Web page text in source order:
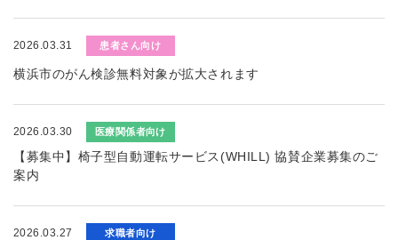
2026.03.31 患者さん向け
横浜市のがん検診無料対象が拡大されます
2026.03.30 医療関係者向け
【募集中】椅子型自動運転サービス(WHILL) 協賛企業募集のご
案内
2026.03.27 求職者向け